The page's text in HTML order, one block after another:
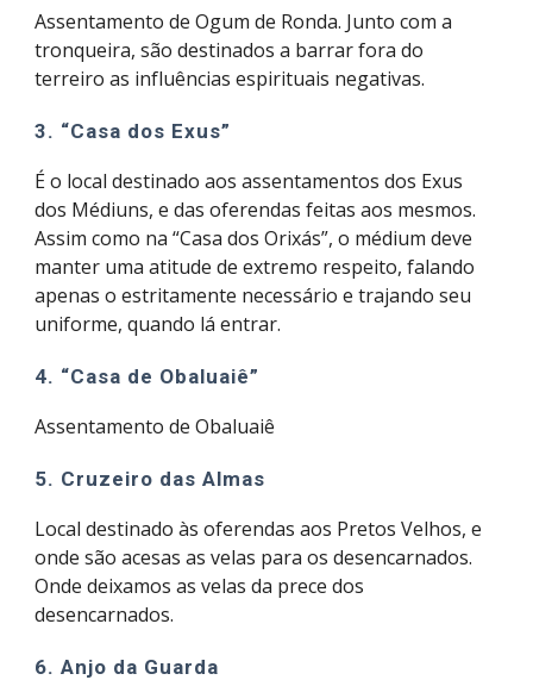
Assentamento de Ogum de Ronda. Junto com a
tronqueira, são destinados a barrar fora do
terreiro as influências espirituais negativas.
3. “Casa dos Exus”
É o local destinado aos assentamentos dos Exus
dos Médiuns, e das oferendas feitas aos mesmos.
Assim como na “Casa dos Orixás”, o médium deve
manter uma atitude de extremo respeito, falando
apenas o estritamente necessário e trajando seu
uniforme, quando lá entrar.
4. “Casa de Obaluaiê”
Assentamento de Obaluaiê
5. Cruzeiro das Almas
Local destinado às oferendas aos Pretos Velhos, e
onde são acesas as velas para os desencarnados.
Onde deixamos as velas da prece dos
desencarnados.
6. Anjo da Guarda